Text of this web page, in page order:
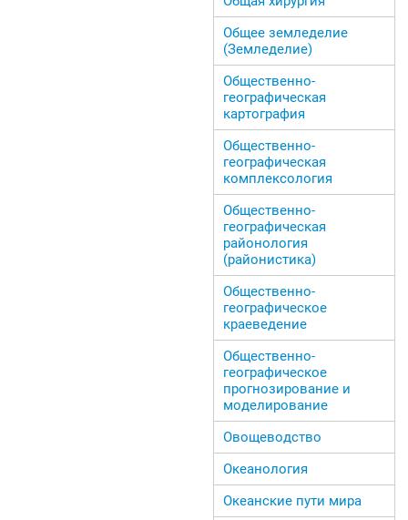
Общее земледелие
(Земледелие)
Общественно-
географическая
картография
Общественно-
географическая
комплексология
Общественно-
географическая
районология
(районистика)
Общественно-
географическое
краеведение
Общественно-
географическое
прогнозирование и
моделирование
Овощеводство
Океанология
Океанские пути мира